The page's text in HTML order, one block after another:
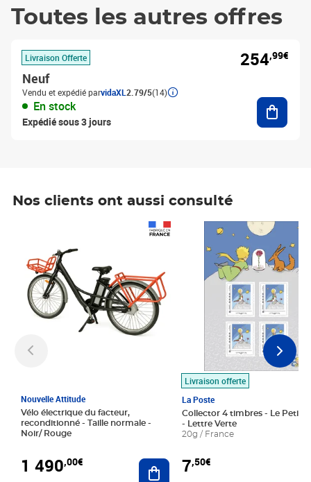
Toutes les autres offres
Livraison Offerte
Neuf
Vendu et expédié parvidaXL 2.79/5(14)
En stock
Expédié sous 3 jours
254,99€
Nos clients ont aussi consulté
Nouvelle Attitude
Vélo électrique du facteur,
reconditionné - Taille normale -
Noir/ Rouge
1 490,00€ Ajouter au panier
Livraison offerte
La Poste
Collector 4 timbres - Le Petit
- Lettre Verte
20g / France
7,50€
Prix 7,50€